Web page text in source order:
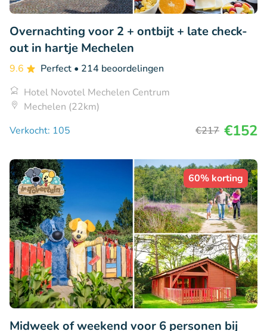
Overnachting voor 2 + ontbijt + late check-
out in hartje Mechelen
9.6 Perfect • 214 beoordelingen
Hotel Novotel Mechelen Centrum
Mechelen (22km)
Verkocht: 105
€217 €152
60% korting
Midweek of weekend voor 6 personen bij